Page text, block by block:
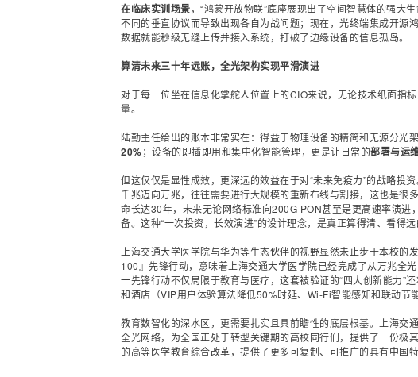
在临床实训场景，“鸿蒙开放物联”底座展现出了空间智慧体的强大
不同的垂直协议而导致出现各自为战问题；现在，光终端集成开源
数据就能秒级无缝上传并接入系统，打破了边缘设备的信息孤岛。
算清未来三十年远账，全光架构实现平滑演进
对于每一位坐在信息化掌舵人位置上的CIO来说，无论技术纸面指
量。
陆勤主任给出的账本非常实在：得益于物理设备的精简和无源分光
20%；设备的即插即用和集中化智能管理，更是让日常的部署与运
但这仅仅是显性成效，更深远的效益在于对“未来免疫力”的战略投
千兆迈向万兆，往往需要进行大规模的重新布线与割接，这也是很
命长达30年，未来无论网络标准向200G PON甚至是更高速率演
备。这种“一次投资，长效演进”的设计理念，是真正算得清、看得远
上海交通大学医学院与华为等生态伙伴的视野显然未止步于本校
100』先锋行动，意味着上海交通大学医学院已经完成了从万兆全
一先锋行动不仅局限于教育与医疗，这套被验证的“四大创新能力”
和酒店（VIP用户体验算法降低50%时延、Wi-Fi智能感知和联动节
教育数智化的深水区，更需要扎实且具前瞻性的底层根基。上海交
全光网络，为全国正处于转型关键期的高校同行们，提供了一份极
的高等医学教育综合改革，提供了更多可复制、可推广的具有中国特